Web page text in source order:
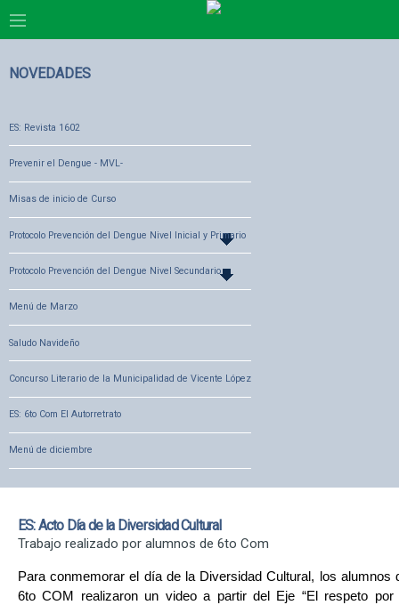
NOVEDADES
ES: Revista 1602
Prevenir el Dengue - MVL-
Misas de inicio de Curso
Protocolo Prevención del Dengue Nivel Inicial y Primario
Protocolo Prevención del Dengue Nivel Secundario
Menú de Marzo
Saludo Navideño
Concurso Literario de la Municipalidad de Vicente López
ES: 6to Com El Autorretrato
Menú de diciembre
ES: Acto Día de la Diversidad Cultural
Trabajo realizado por alumnos de 6to Com
Para conmemorar el día de la Diversidad Cultural, los alumnos
6to COM realizaron un video a partir del Eje “El respeto por